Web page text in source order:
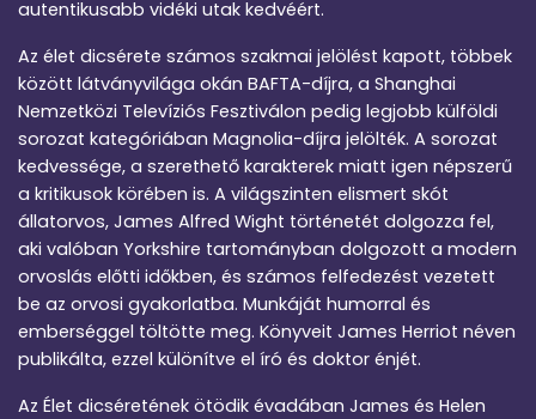
autentikusabb vidéki utak kedvéért.
Az élet dicsérete számos szakmai jelölést kapott, többek
között látványvilága okán BAFTA-díjra, a Shanghai
Nemzetközi Televíziós Fesztiválon pedig legjobb külföldi
sorozat kategóriában Magnolia-díjra jelölték. A sorozat
kedvessége, a szerethető karakterek miatt igen népszerű
a kritikusok körében is. A világszinten elismert skót
állatorvos, James Alfred Wight történetét dolgozza fel,
aki valóban Yorkshire tartományban dolgozott a modern
orvoslás előtti időkben, és számos felfedezést vezetett
be az orvosi gyakorlatba. Munkáját humorral és
emberséggel töltötte meg. Könyveit James Herriot néven
publikálta, ezzel különítve el író és doktor énjét.
Az Élet dicséretének ötödik évadában James és Helen